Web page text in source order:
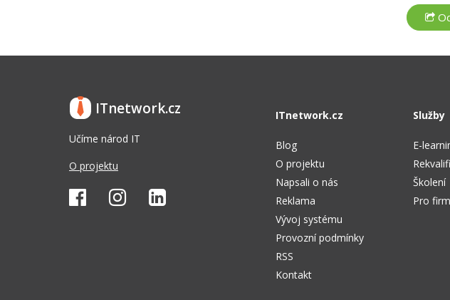
ITnetwork.cz
Učíme národ IT
O projektu
ITnetwork.cz
Blog
O projektu
Napsali o nás
Reklama
Vývoj systému
Provozní podmínky
RSS
Kontakt
Služby
E-
Školení
Pro